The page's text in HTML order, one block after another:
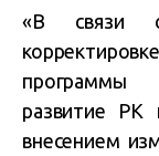
«В связи
программы
развитие РК
внесением